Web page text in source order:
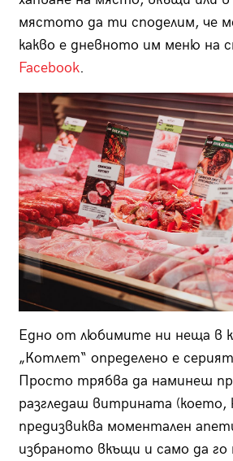
мястото да ти споделим, че
какво е дневното им меню на
Facebook.
Едно от любимите ни неща в
„Котлет“ определено е
Просто трябва да наминеш
разгледаш витрината (което,
предизвиква моментален
избраното вкъщи и само да